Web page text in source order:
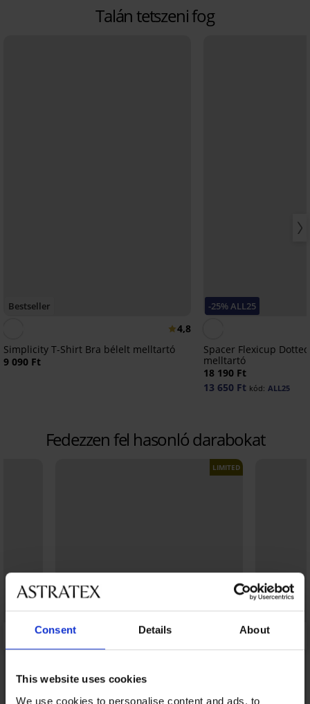
Consent Details About
This website uses cookies
We use cookies to personalise content and ads, to
Talán tetszeni fog
Bestseller
4,8
Simplicity T-Shirt Bra bélelt melltartó
9 090 Ft
-25% ALL25
Spacer Flexicup
melltartó
18 190 Ft
13 650 Ft kód: ALL25
Fedezzen fel hasonló darabokat
LIMITED